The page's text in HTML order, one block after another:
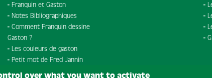
Franquin et Gaston
Notes Bibliographiques
Comment Franquin dessine
Gaston ?
Les couleurs de gaston
Petit mot de Fred Jannin
over what you want to activate